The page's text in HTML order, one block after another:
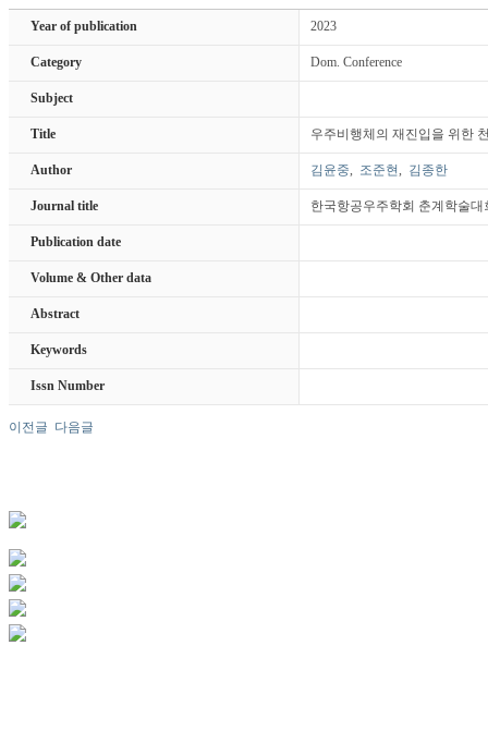
Year of publication 2023
Category Dom. Conference
Subject
Title 우주비행체의 재진입을 위한
Author 김윤중, 조준현, 김종한
Journal title 한국항공우주학회 춘계학술대
Publication date
Volume & Other data
Abstract
Keywords
Issn Number
이전글 다음글